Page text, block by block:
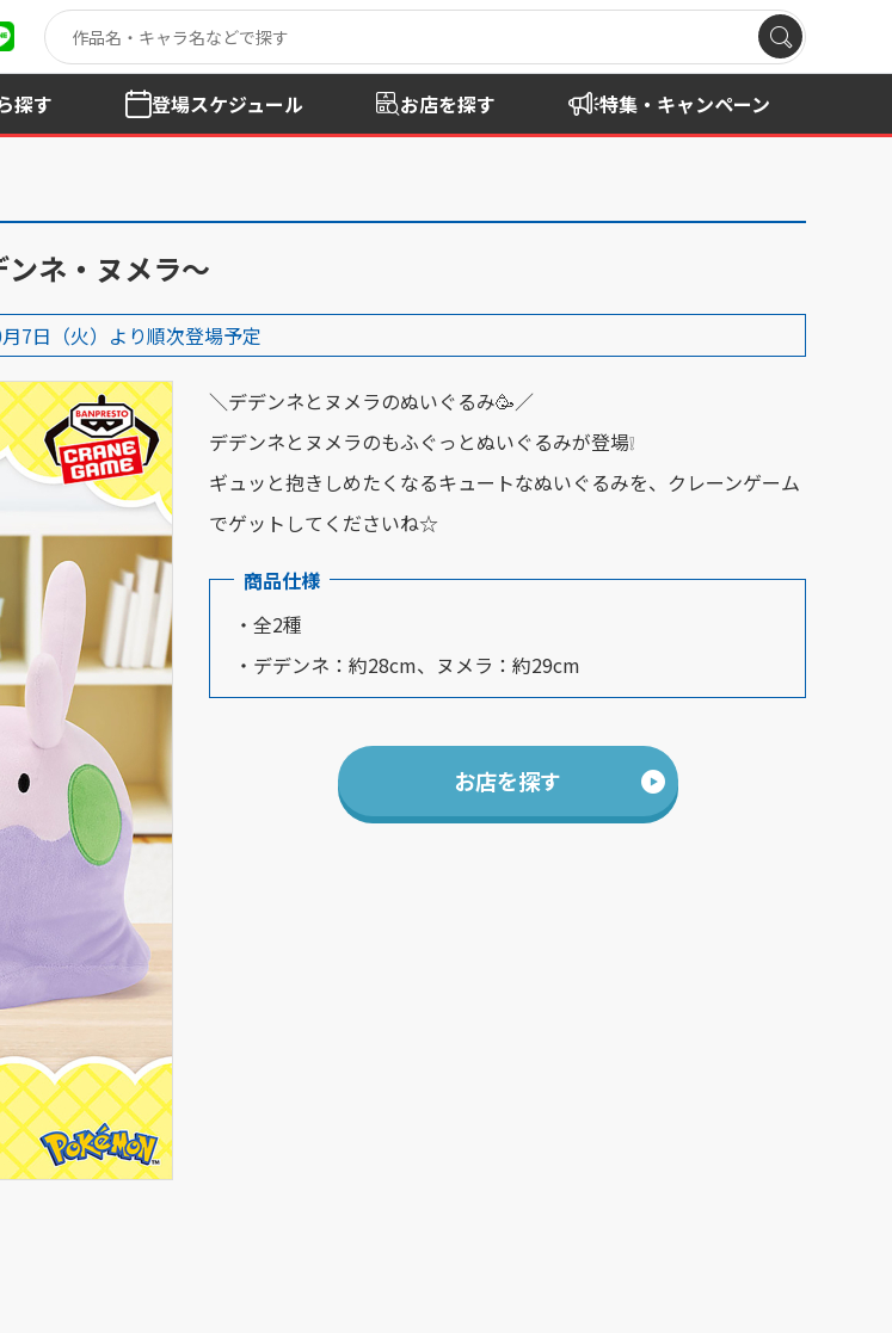
探す 登場スケジュール お店を探す 特集・キャンペーン
ネ・ヌメラ～
7日（火）より順次登場予定
＼デデンネとヌメラのぬいぐるみ🥳／
デデンネとヌメラのもふぐっとぬいぐるみが登場❕
ギュッと抱きしめたくなるキュートなぬいぐるみを、クレーンゲーム
でゲットしてくださいね☆
商品仕様
・全2種
・デデンネ：約28cm、ヌメラ：約29cm
お店を探す